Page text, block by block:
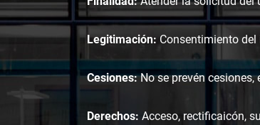
Legitimación: Consentimiento del
Cesiones:No se prevén
Derechos: Acceso, rectificaicón,